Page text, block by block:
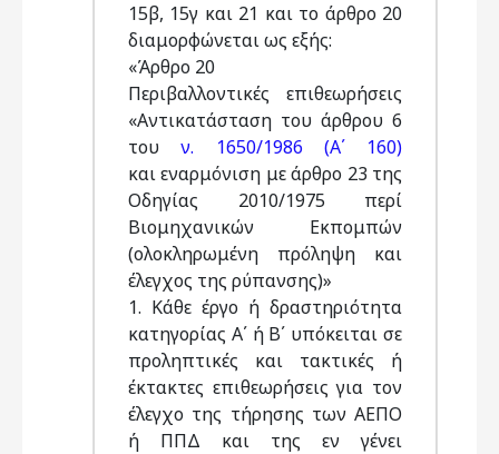
15β, 15γ και 21 και το άρθρο 20
διαμορφώνεται ως εξής:
«Άρθρο 20
Περιβαλλοντικές επιθεωρήσεις
«Αντικατάσταση του άρθρου 6
τουν. 1650/1986 (Α΄ 160)
και εναρμόνιση με άρθρο 23 της
Οδηγίας 2010/1975 περί
Βιομηχανικών Εκπομπών
(ολοκληρωμένη πρόληψη και
έλεγχος της ρύπανσης)»
1. Κάθε έργο ή δραστηριότητα
κατηγορίας Α΄ ή Β΄ υπόκειται σε
προληπτικές και τακτικές ή
έκτακτες επιθεωρήσεις για τον
έλεγχο της τήρησης των ΑΕΠΟ
ή ΠΠΔ και της εν γένει